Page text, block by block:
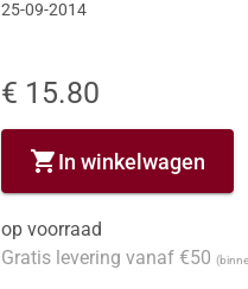
25-09-2014
€ 15.80
shopping_cartIn winkelwagen
op voorraad
Gratis levering vanaf €50